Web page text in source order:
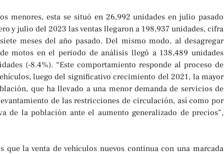
menores, esta se situó en 26,992 unidades en julio pasado
y julio del 2023 las ventas llegaron a 198,937 unidades, cifra
meses del año pasado. Del mismo modo, al desagregar
motos en el periodo de análisis llegó a 138,489 unidades
(-8.4%). “Este comportamiento responde al proceso de
luego del significativo crecimiento del 2021, la mayor
que ha llevado a una menor demanda de servicios de
de las restricciones de circulación, así como por
de la población ante el aumento generalizado de precios”,
que la venta de vehículos nuevos continua con una marcada